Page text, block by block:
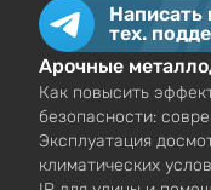
Написать
тех.
Арочные
Как повысить
безопасности:
Эксплуатация
климатических